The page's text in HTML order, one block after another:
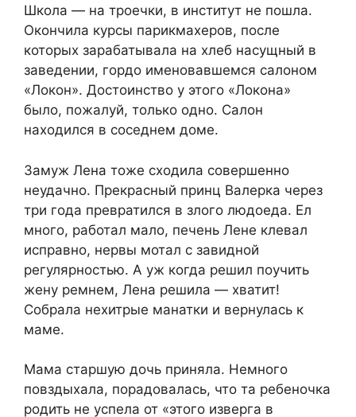
Школа — на троечки, в институт не пошла.
Окончила курсы парикмахеров, после
которых зарабатывала на хлеб насущный в
заведении, гордо именовавшемся салоном
«Локон». Достоинство у этого «Локона»
было, пожалуй, только одно. Салон
находился в соседнем доме.
Замуж Лена тоже сходила совершенно
неудачно. Прекрасный принц Валерка через
три года превратился в злого людоеда. Ел
много, работал мало, печень Лене клевал
исправно, нервы мотал с завидной
регулярностью. А уж когда решил поучить
жену ремнем, Лена решила — хватит!
Собрала нехитрые манатки и вернулась к
маме.
Мама старшую дочь приняла. Немного
повздыхала, порадовалась, что та ребеночка
родить не успела от «этого изверга в